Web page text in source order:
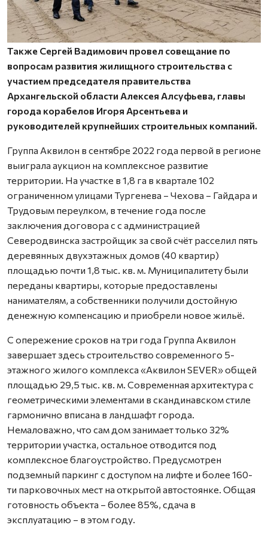
Также Сергей Вадимович провел совещание по
вопросам развития жилищного строительства с
участием председателя правительства
Архангельской области Алексея Алсуфьева, главы
города корабелов Игоря Арсентьева и
руководителей крупнейших строительных компаний.
Группа Аквилон в сентябре 2022 года первой в регионе
выиграла аукцион на комплексное развитие
территории. На участке в 1,8 га в квартале 102
ограниченном улицами Тургенева – Чехова – Гайдара и
Трудовым переулком, в течение года после
заключения договора с с администрацией
Северодвинска застройщик за свой счёт расселил пять
деревянных двухэтажных домов (40 квартир)
площадью почти 1,8 тыс. кв. м. Муниципалитету были
переданы квартиры, которые предоставлены
нанимателям, а собственники получили достойную
денежную компенсацию и приобрели новое жильё.
С опережение сроков на три года Группа Аквилон
завершает здесь строительство современного 5-
этажного жилого комплекса «Аквилон SEVER» общей
площадью 29,5 тыс. кв. м. Современная архитектура с
геометрическими элементами в скандинавском стиле
гармонично вписана в ландшафт города.
Немаловажно, что сам дом занимает только 32%
территории участка, остальное отводится под
комплексное благоустройство. Предусмотрен
подземный паркинг с доступом на лифте и более 160-
ти парковочных мест на открытой автостоянке. Общая
готовность объекта – более 85%, сдача в
эксплуатацию – в этом году.